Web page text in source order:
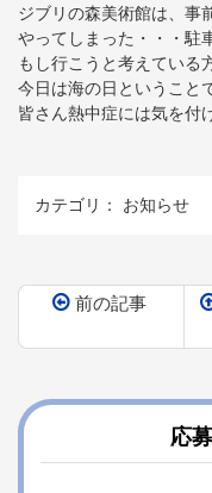
ジブリの森美術館は、事
やってしまった・・・駐
もし行こうと考えている
今日は海の日ということ
皆さん熱中症には気を
カテゴリ： お知らせ
前の記事
テ
ン
ジ
の
応